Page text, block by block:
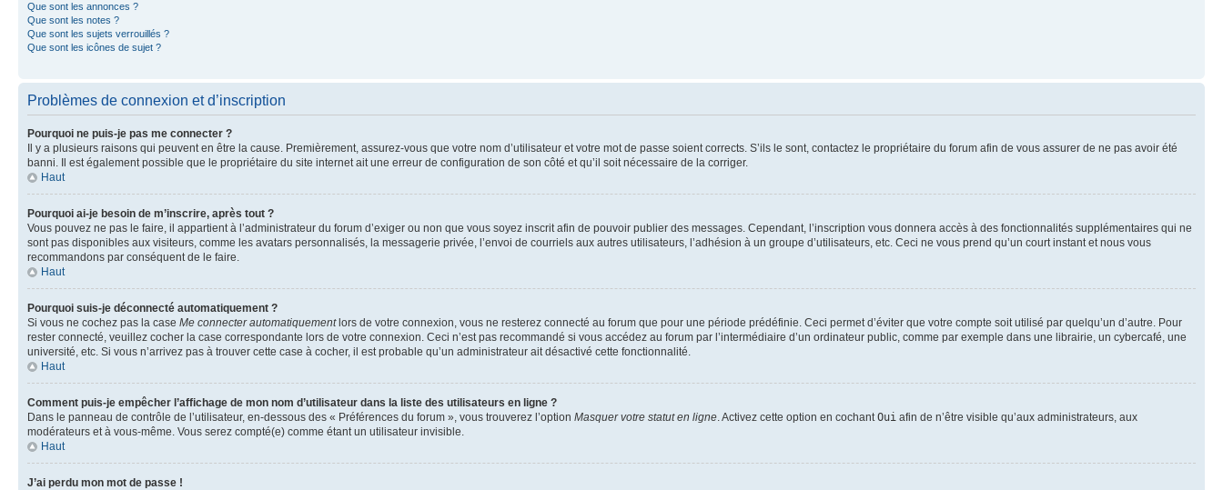
Que sont les annonces ?
Que sont les notes ?
Que sont les sujets verrouillés ?
Que sont les icônes de sujet ?
Problèmes de connexion et d’inscription
Pourquoi ne puis-je pas me connecter ?
Il y a plusieurs raisons qui peuvent en être la cause. Premièrement, assurez-vous que votre nom d’utilisateur et votre mot de passe soient corrects. S’ils le sont, contactez le propriétaire du forum afin de vous assurer de ne pas avoir été
banni. Il est également possible que le propriétaire du site internet ait une erreur de configuration de son côté et qu’il soit nécessaire de la corriger.
Haut
Pourquoi ai-je besoin de m’inscrire, après tout ?
Vous pouvez ne pas le faire, il appartient à l’administrateur du forum d’exiger ou non que vous soyez inscrit afin de pouvoir publier des messages. Cependant, l’inscription vous donnera accès à des fonctionnalités supplémentaires qui ne
sont pas disponibles aux visiteurs, comme les avatars personnalisés, la messagerie privée, l’envoi de courriels aux autres utilisateurs, l’adhésion à un groupe d’utilisateurs, etc. Ceci ne vous prend qu’un court instant et nous vous
recommandons par conséquent de le faire.
Haut
Pourquoi suis-je déconnecté automatiquement ?
Si vous ne cochez pas la case Me connecter automatiquementlors de votre connexion, vous ne resterez connecté au forum que pour une période prédéfinie. Ceci permet d’éviter que votre compte soit utilisé par quelqu’un d’autre. Pour
rester connecté, veuillez cocher la case correspondante lors de votre connexion. Ceci n’est pas recommandé si vous accédez au forum par l’intermédiaire d’un ordinateur public, comme par exemple dans une librairie, un cybercafé, une
université, etc. Si vous n’arrivez pas à trouver cette case à cocher, il est probable qu’un administrateur ait désactivé cette fonctionnalité.
Haut
Comment puis-je empêcher l’affichage de mon nom d’utilisateur dans la liste des utilisateurs en ligne ?
Dans le panneau de contrôle de l’utilisateur, en-dessous des « Préférences du forum », vous trouverez l’option Masquer votre statut en ligne. Activez cette option en cochantOui afin de n’être visible qu’aux administrateurs, aux
modérateurs et à vous-même. Vous serez compté(e) comme étant un utilisateur invisible.
Haut
J’ai perdu mon mot de passe !